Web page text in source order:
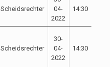
Scheidsrechter
04-
2022
14:30
Scheidsrechter
30-
04-
2022
14:30